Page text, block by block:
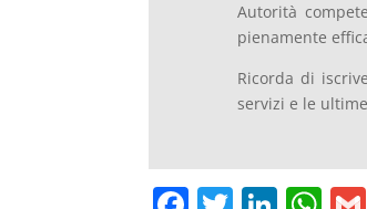
Autorità
pienamente
Ricorda di
servizi e le